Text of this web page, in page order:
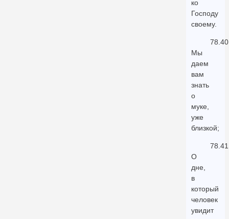
ко
Господу
своему.
78.40
Мы
даем
вам
знать
о
муке,
уже
близкой;
78.41
О
дне,
в
который
человек
увидит